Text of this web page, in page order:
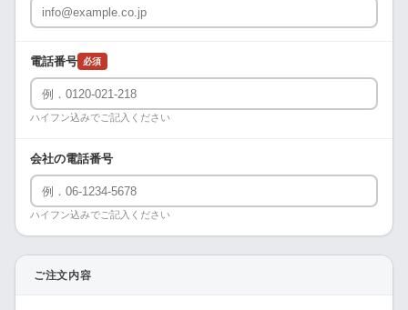
電話番号 必須
ハイフン込みでご記入ください
会社の電話番号
ハイフン込みでご記入ください
ご注文内容